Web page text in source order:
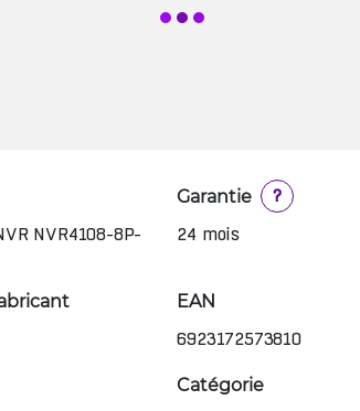
NVR4108-8P-
Garantie
?
24 mois
EAN
6923172573810
Catégorie